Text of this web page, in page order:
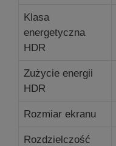
Klasa
energetyczna
HDR
Zużycie energii
HDR
Rozmiar ekranu
Rozdzielczość